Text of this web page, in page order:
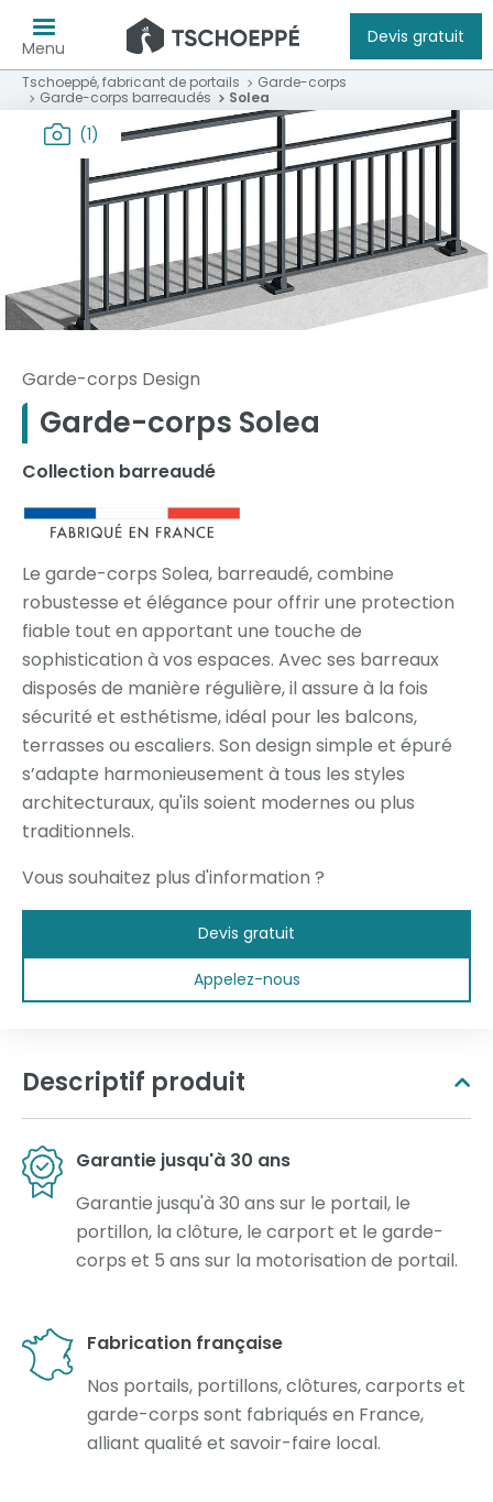
Menu
Devis gratuit
Tschoeppé, fabricant de portails
Garde-corps
Garde-corps barreaudés
Solea
(1)
Garde-corps Design
Garde-corps Solea
Collection barreaudé
Le garde-corps Solea, barreaudé, combine
robustesse et élégance pour offrir une protection
fiable tout en apportant une touche de
sophistication à vos espaces. Avec ses barreaux
disposés de manière régulière, il assure à la fois
sécurité et esthétisme, idéal pour les balcons,
terrasses ou escaliers. Son design simple et épuré
s’adapte harmonieusement à tous les styles
architecturaux, qu'ils soient modernes ou plus
traditionnels.
Vous souhaitez plus d'information ?
Devis gratuit
Appelez-nous
Descriptif produit
Garantie jusqu'à 30 ans
Garantie jusqu'à 30 ans sur le portail, le
portillon, la clôture, le carport et le garde-
corps et 5 ans sur la motorisation de portail.
Fabrication française
Nos portails, portillons, clôtures, carports et
garde-corps sont fabriqués en France,
alliant qualité et savoir-faire local.